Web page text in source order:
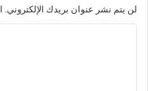
لن يتم نشر عنوان بريدك الإلكتروني.